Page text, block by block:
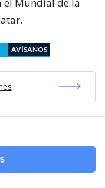
AVÍSANOS